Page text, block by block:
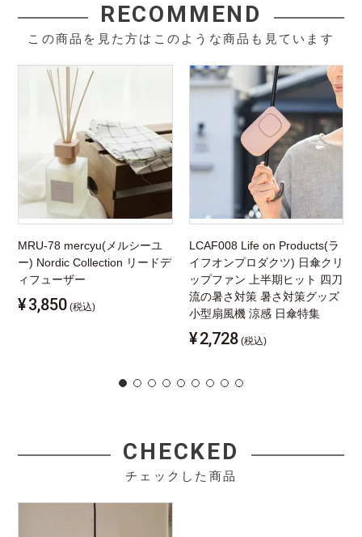
RECOMMEND
この商品を見た方はこのような商品も見ています
MRU-78 mercyu(メルシーユ
ー) Nordic Collection リードデ
ィフューザー
¥3,850 (税込)
LCAF008 Life on Products(ラ
イフオンプロダクツ) 日傘クリ
ップファン 上半期ヒット 四刀
流の暑さ対策 暑さ対策グッズ
小型扇風機 涼感 日傘特集
¥2,728 (税込)
CHECKED
チェックした商品